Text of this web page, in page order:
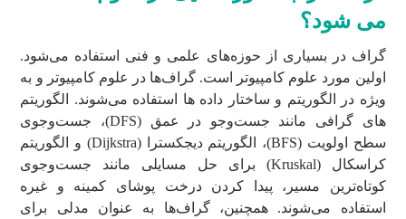
می شود؟
گراف در بسیاری از حوزه‌های علمی و فنی استفاده می‌شود.
اولین مورد علوم کامپیوتر است. گراف‌ها در علوم کامپیوتر و به
ویژه در الگوریتم و ساختار داده ها استفاده می‌شوند. الگوریتم
های گرافی مانند جست‌وجو در عمق (DFS)، جست‌وجوی
سطح اولویت (BFS)، الگوریتم دیجکسترا (Dijkstra) و الگوریتم
کراسکال (Kruskal) برای حل مسایلی مانند جست‌وجوی
کوتاه‌ترین مسیر، پیدا کردن درخت پوشای کمینه و غیره
استفاده می‌شوند. همچنین، گراف‌ها به عنوان مدلی برای